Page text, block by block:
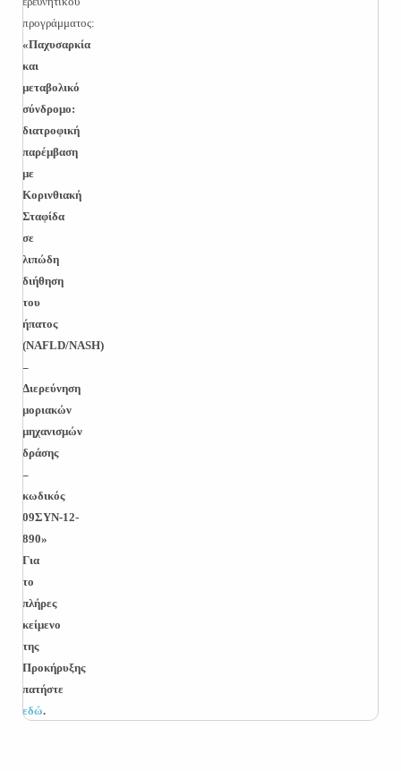
προγράμματος:
«Παχυσαρκία
και
μεταβολικό
σύνδρομο:
διατροφική
παρέμβαση
με
Κορινθιακή
Σταφίδα
σε
λιπώδη
διήθηση
του
ήπατος
(NAFLD/NASH)
–
Διερεύνηση
μοριακών
μηχανισμών
δράσης
–
κωδικός
09ΣΥΝ-12-
890»
Για
το
πλήρες
κείμενο
της
Προκήρυξης
πατήστε
εδώ.